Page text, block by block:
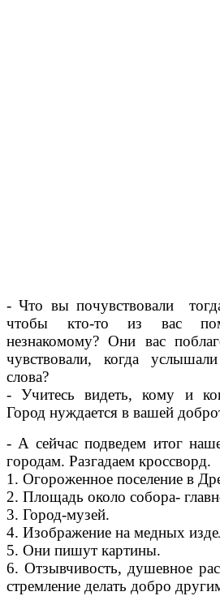
- Что вы почувствовали
чтобы кто-то из вас
незнакомому? Они вас
чувствовали, когда
слова?
- Учитесь видеть, кому и
Город нуждается в вашей
- А сейчас подведем итог
городам. Разгадаем кроссворд.
1. Огороженное поселение в
2. Площадь около собора-
3. Город-музей.
4. Изображение на медных
5. Они пишут картины.
6. Отзывчивость, душевное
стремление делать добро